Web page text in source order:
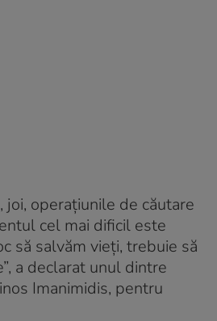
joi, operațiunile de căutare
cel mai dificil este
să salvăm vieți, trebuie să
a declarat unul dintre
Imanimidis, pentru